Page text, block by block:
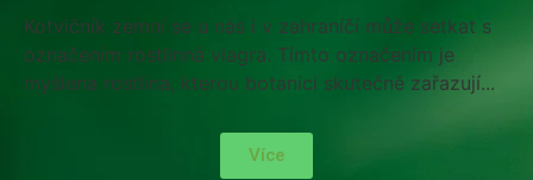
Kotvičník zemní se u nás i v zahraníčí může setkat s
označením rostlinná viagra. Tímto označením je
myšlena rostlina, kterou botanici skutečně zařazují...
Více